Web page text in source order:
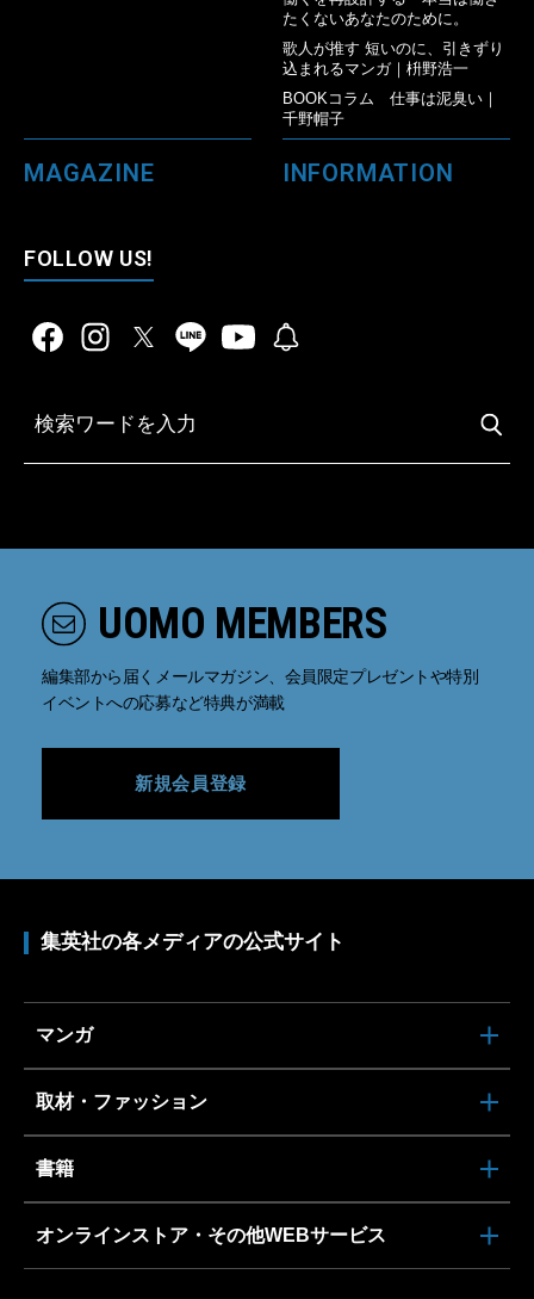
たくないあなたのために。
歌人が推す 短いのに、引きずり
込まれるマンガ｜枡野浩一
BOOKコラム 仕事は泥臭い｜
千野帽子
MAGAZINE INFORMATION
FOLLOW US!
UOMO MEMBERS
編集部から届くメールマガジン、会員限定プレゼントや特別
イベントへの応募など特典が満載
新規会員登録
集英社の各メディアの公式サイト
マンガ
取材・ファッション
書籍
オンラインストア・その他WEBサービス